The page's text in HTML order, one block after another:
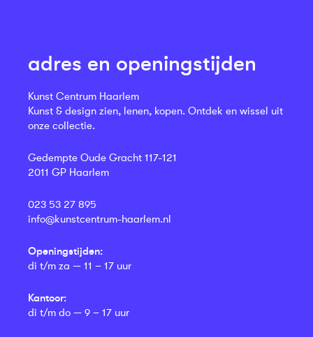
adres en openingstijden
Kunst Centrum Haarlem
Kunst & design zien, lenen, kopen. Ontdek en wissel uit
onze collectie.
Gedempte Oude Gracht 117-121
2011 GP Haarlem
023 53 27 895
info@kunstcentrum-haarlem.nl
Openingstijden:
di t/m za — 11 – 17 uur
Kantoor:
di t/m do — 9 – 17 uur